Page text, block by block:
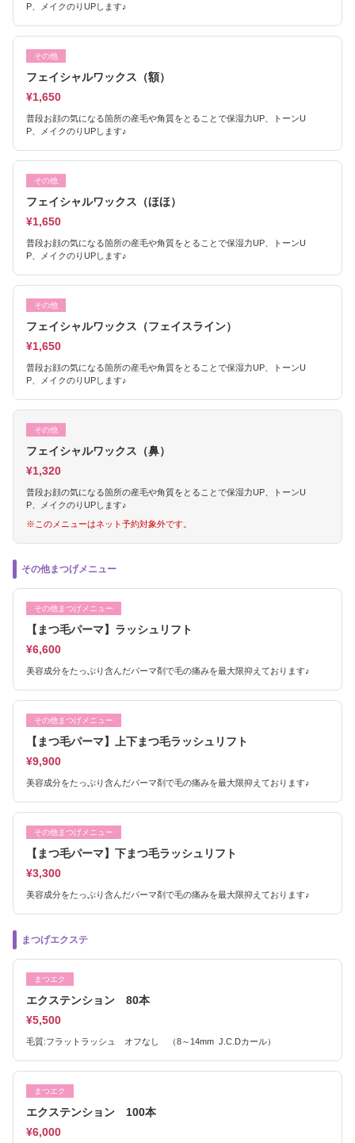
P、メイクのりUPします♪
その他
フェイシャルワックス（額）
¥1,650
普段お顔の気になる箇所の産毛や角質をとることで保湿力UP、トーンU
P、メイクのりUPします♪
その他
フェイシャルワックス（ほほ）
¥1,650
普段お顔の気になる箇所の産毛や角質をとることで保湿力UP、トーンU
P、メイクのりUPします♪
その他
フェイシャルワックス（フェイスライン）
¥1,650
普段お顔の気になる箇所の産毛や角質をとることで保湿力UP、トーンU
P、メイクのりUPします♪
その他
フェイシャルワックス（鼻）
¥1,320
普段お顔の気になる箇所の産毛や角質をとることで保湿力UP、トーンU
P、メイクのりUPします♪
※このメニューはネット予約対象外です。
その他まつげメニュー
その他まつげメニュー
【まつ毛パーマ】ラッシュリフト
¥6,600
美容成分をたっぷり含んだパーマ剤で毛の痛みを最大限抑えております♪
その他まつげメニュー
【まつ毛パーマ】上下まつ毛ラッシュリフト
¥9,900
美容成分をたっぷり含んだパーマ剤で毛の痛みを最大限抑えております♪
その他まつげメニュー
【まつ毛パーマ】下まつ毛ラッシュリフト
¥3,300
美容成分をたっぷり含んだパーマ剤で毛の痛みを最大限抑えております♪
まつげエクステ
まつエク
エクステンション 80本
¥5,500
毛質:フラットラッシュ オフなし （8～14mm J.C.Dカール）
まつエク
エクステンション 100本
¥6,000